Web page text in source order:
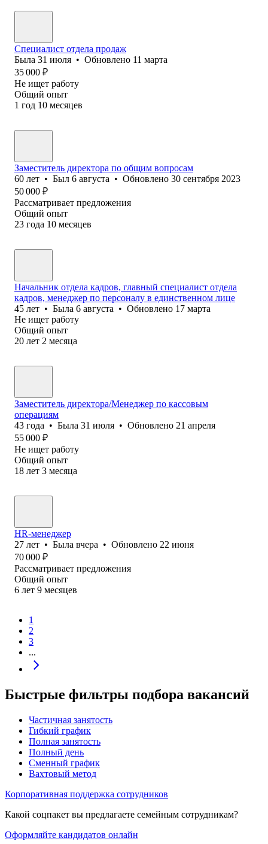
Специалист отдела продаж
Была 31 июля • Обновлено 11 марта
35 000 ₽
Не ищет работу
Общий опыт
1 год 10 месяцев
Заместитель директора по общим вопросам
60 лет • Был 6 августа • Обновлено 30 сентября 2023
50 000 ₽
Рассматривает предложения
Общий опыт
23 года 10 месяцев
Начальник отдела кадров, главный специалист отдела
кадров, менеджер по персоналу в единственном лице
45 лет • Была 6 августа • Обновлено 17 марта
Не ищет работу
Общий опыт
20 лет 2 месяца
Заместитель директора/Менеджер по кассовым
операциям
43 года • Была 31 июля • Обновлено 21 апреля
55 000 ₽
Не ищет работу
Общий опыт
18 лет 3 месяца
HR-менеджер
27 лет • Была вчера • Обновлено 22 июня
70 000 ₽
Рассматривает предложения
Общий опыт
6 лет 9 месяцев
1
2
3
...
Быстрые фильтры подбора вакансий
Частичная занятость
Гибкий график
Полная занятость
Полный день
Сменный график
Вахтовый метод
Корпоративная поддержка сотрудников
Какой соцпакет вы предлагаете семейным сотрудникам?
Оформляйте кандидатов онлайн